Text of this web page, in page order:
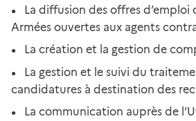
La diffusion des offres d’emploi
Armées ouvertes aux agents
La création et la gestion de
La gestion et le suivi du
candidatures à destination des
La communication auprès de